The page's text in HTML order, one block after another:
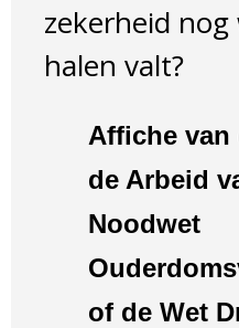
zekerheid
halen valt?
Affiche van
de Arbeid
Noodwet
of de Wet